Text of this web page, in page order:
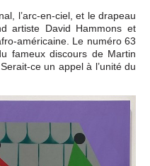
l’arc-en-ciel, et le drapeau
artiste David Hammons et
américaine. Le numéro 63
fameux discours de Martin
ce un appel à l’unité du